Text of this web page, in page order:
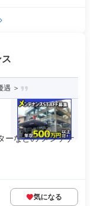
遇 ＞
ーなどの メンテナ
気になる